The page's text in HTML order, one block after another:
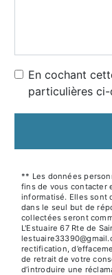
En cochant
particulières
** Les données
fins de vous contacter
informatisé. Elles sont
dans le seul but de
collectées seront
L'Estuaire 67 Rte de
rectification,
de retrait de votre
d’introduire une